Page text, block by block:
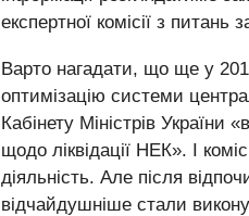
експертної комісії з
Варто нагадати, що ще у
оптимізацію системи
Кабінету Міністрів України «
щодо ліквідації НЕК». І
діяльність. Але після
відчайдушніше стали